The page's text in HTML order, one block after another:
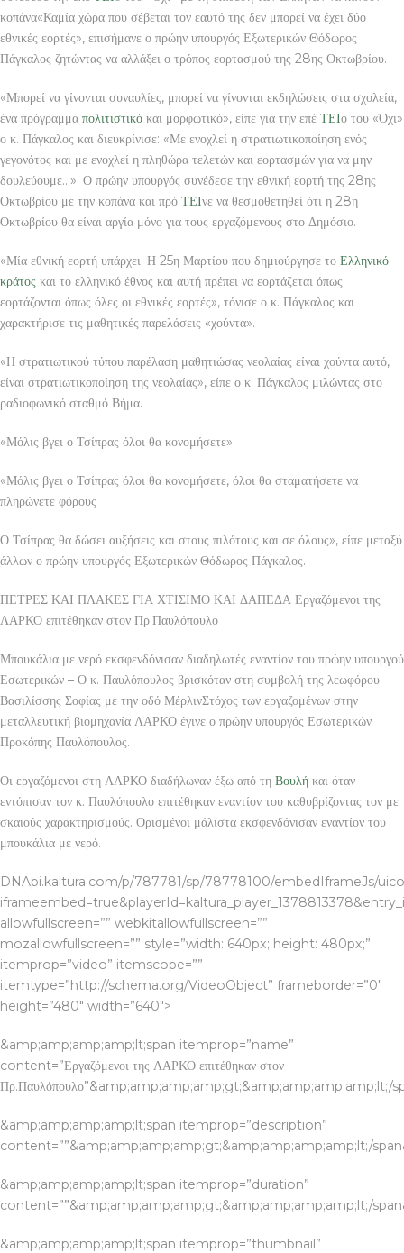
κοπάνα«Καμία χώρα που σέβεται τον εαυτό της δεν μπορεί να έχει δύο
εθνικές εορτές», επισήμανε ο πρώην υπουργός Εξωτερικών Θόδωρος
Πάγκαλος ζητώντας να αλλάξει ο τρόπος εορτασμού της 28ης Οκτωβρίου.
«Μπορεί να γίνονται συναυλίες, μπορεί να γίνονται εκδηλώσεις στα σχολεία,
ένα πρόγραμμα πολιτιστικό και μορφωτικό», είπε για την επέ ΤΕΙο του «Όχι»
ο κ. Πάγκαλος και διευκρίνισε: «Με ενοχλεί η στρατιωτικοποίηση ενός
γεγονότος και με ενοχλεί η πληθώρα τελετών και εορτασμών για να μην
δουλεύουμε…». Ο πρώην υπουργός συνέδεσε την εθνική εορτή της 28ης
Οκτωβρίου με την κοπάνα και πρό ΤΕΙνε να θεσμοθετηθεί ότι η 28η
Οκτωβρίου θα είναι αργία μόνο για τους εργαζόμενους στο Δημόσιο.
«Μία εθνική εορτή υπάρχει. Η 25η Μαρτίου που δημιούργησε το Ελληνικό
κράτος και το ελληνικό έθνος και αυτή πρέπει να εορτάζεται όπως
εορτάζονται όπως όλες οι εθνικές εορτές», τόνισε ο κ. Πάγκαλος και
χαρακτήρισε τις μαθητικές παρελάσεις «χούντα».
«Η στρατιωτικού τύπου παρέλαση μαθητιώσας νεολαίας είναι χούντα αυτό,
είναι στρατιωτικοποίηση της νεολαίας», είπε ο κ. Πάγκαλος μιλώντας στο
ραδιοφωνικό σταθμό Βήμα.
«Μόλις βγει ο Τσίπρας όλοι θα κονομήσετε»
«Μόλις βγει ο Τσίπρας όλοι θα κονομήσετε, όλοι θα σταματήσετε να
πληρώνετε φόρους
Ο Τσίπρας θα δώσει αυξήσεις και στους πιλότους και σε όλους», είπε μεταξύ
άλλων ο πρώην υπουργός Εξωτερικών Θόδωρος Πάγκαλος.
ΠΕΤΡΕΣ ΚΑΙ ΠΛΑΚΕΣ ΓΙΑ ΧΤΙΣΙΜΟ ΚΑΙ ΔΑΠΕΔΑ Εργαζόμενοι της
ΛΑΡΚΟ επιτέθηκαν στον Πρ.Παυλόπουλο
Μπουκάλια με νερό εκσφενδόνισαν διαδηλωτές εναντίον του πρώην υπουργού
Εσωτερικών – Ο κ. Παυλόπουλος βρισκόταν στη συμβολή της λεωφόρου
Βασιλίσσης Σοφίας με την οδό ΜέρλινΣτόχος των εργαζομένων στην
μεταλλευτική βιομηχανία ΛΑΡΚΟ έγινε ο πρώην υπουργός Εσωτερικών
Προκόπης Παυλόπουλος.
Οι εργαζόμενοι στη ΛΑΡΚΟ διαδήλωναν έξω από τη Βουλή και όταν
εντόπισαν τον κ. Παυλόπουλο επιτέθηκαν εναντίον του καθυβρίζοντας τον με
σκαιούς χαρακτηρισμούς. Ορισμένοι μάλιστα εκσφενδόνισαν εναντίον του
μπουκάλια με νερό.
DNApi.kaltura.com/p/787781/sp/78778100/embedIframeJs/
allowfullscreen=”” webkitallowfullscreen=””
mozallowfullscreen=”” style=”width: 640px; height: 480px;”
itemprop=”video” itemscope=””
itemtype=”http://schema.org/VideoObject” frameborder=”0″
height=”480″ width=”640″>
&amp;amp;amp;amp;lt;span itemprop=”name”
content=”Εργαζόμενοι της ΛΑΡΚΟ επιτέθηκαν στον
&amp;amp;amp;amp;lt;span itemprop=”description”
content=””&amp;amp;amp;amp;gt;&amp;amp;amp;amp;lt;/
&amp;amp;amp;amp;lt;span itemprop=”duration”
content=””&amp;amp;amp;amp;gt;&amp;amp;amp;amp;lt;/
&amp;amp;amp;amp;lt;span itemprop=”thumbnail”